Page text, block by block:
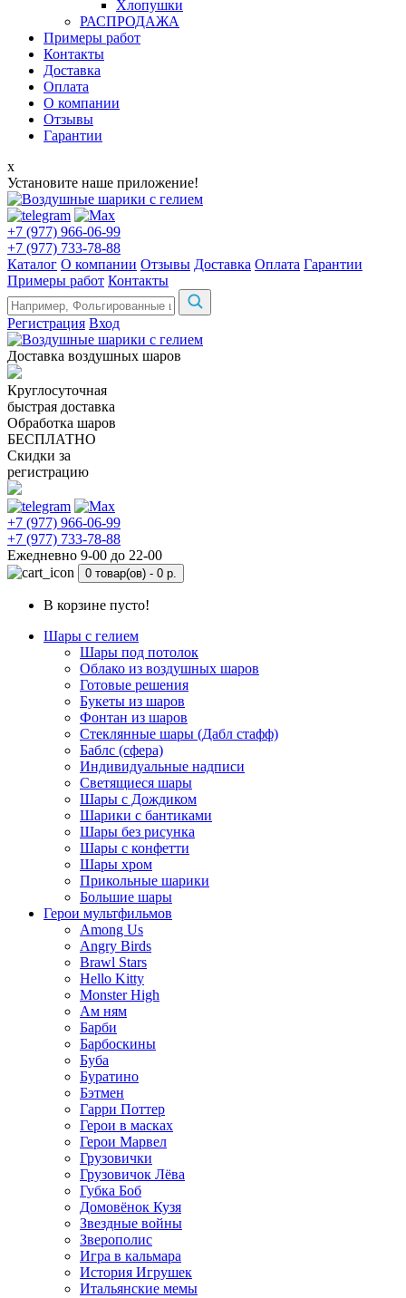
Хлопушки
РАСПРОДАЖА
Примеры работ
Контакты
Доставка
Оплата
О компании
Отзывы
Гарантии
x
Установите наше приложение!
+7 (977) 966-06-99
+7 (977) 733-78-88
Каталог О компании Отзывы Доставка Оплата Гарантии
Примеры работ Контакты
Регистрация Вход
Доставка воздушных шаров
Круглосуточная
быстрая доставка
Обработка шаров
БЕСПЛАТНО
Скидки за
регистрацию
+7 (977) 966-06-99
+7 (977) 733-78-88
Ежедневно 9-00 до 22-00
0 товар(ов) - 0 р.
В корзине пусто!
Шары с гелием
Шары под потолок
Облако из воздушных шаров
Готовые решения
Букеты из шаров
Фонтан из шаров
Стеклянные шары (Дабл стафф)
Баблс (сфера)
Индивидуальные надписи
Светящиеся шары
Шары с Дождиком
Шарики с бантиками
Шары без рисунка
Шары с конфетти
Шары хром
Прикольные шарики
Большие шары
Герои мультфильмов
Among Us
Angry Birds
Brawl Stars
Hello Kitty
Monster High
Ам ням
Барби
Барбоскины
Буба
Буратино
Бэтмен
Гарри Поттер
Герои в масках
Герои Марвел
Грузовички
Грузовичок Лёва
Губка Боб
Домовёнок Кузя
Звездные войны
Зверополис
Игра в кальмара
История Игрушек
Итальянские мемы